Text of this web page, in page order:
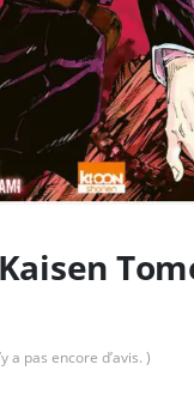
a pas encore d’avis. )